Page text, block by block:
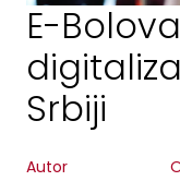
E-
Srbiji
Autor